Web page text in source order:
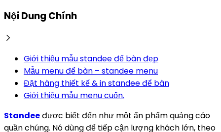
Nội Dung Chính
Giới thiệu mẫu standee để bàn đẹp
Mẫu menu để bàn – standee menu
Đặt hàng thiết kế & in standee để bàn
Giới thiệu mẫu menu cuốn.
Standeeđược biết đến như một ấn phẩm quảng cáo
quần chúng. Nó dùng để tiếp cận lượng khách lớn, theo